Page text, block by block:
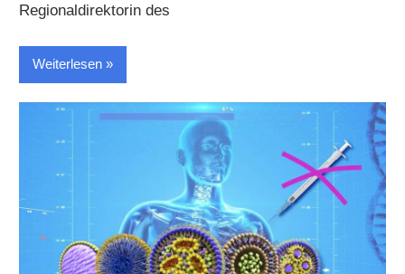
Regionaldirektorin des
Weiterlesen